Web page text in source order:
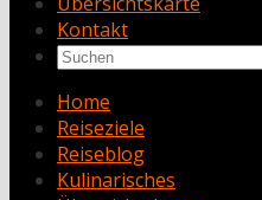
Kontakt
Home
Reiseziele
Reiseblog
Kulinarisches